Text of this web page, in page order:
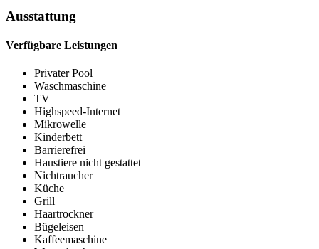
Ausstattung
Verfügbare Leistungen
Privater Pool
Waschmaschine
TV
Highspeed-Internet
Mikrowelle
Kinderbett
Barrierefrei
Haustiere nicht gestattet
Nichtraucher
Küche
Grill
Haartrockner
Bügeleisen
Kaffeemaschine